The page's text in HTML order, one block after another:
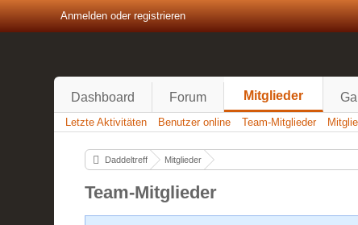
Anmelden oder registrieren
Dashboard Forum Mitglieder
Letzte Aktivitäten Benutzer online Team-Mitglieder
Daddeltreff Mitglieder
Team-Mitglieder